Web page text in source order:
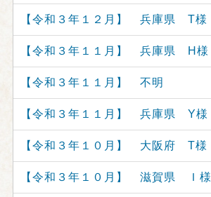
【令和３年１２月】 兵庫県 T様
【令和３年１１月】 兵庫県 H様
【令和３年１１月】 不明
【令和３年１１月】 兵庫県 Y様
【令和３年１０月】 大阪府 T様
【令和３年１０月】 滋賀県 Ｉ様